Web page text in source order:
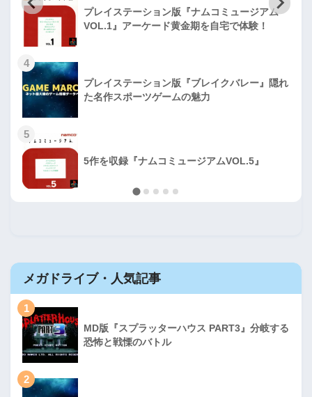
プレイステーション版『ナムコミュージアム
VOL.1』アーケード黄金期を自宅で体験！
4
プレイステーション版『ブレイクバレー』隠れ
た名作スポーツゲームの魅力
5
5作を収録『ナムコミュージアムVOL.5』
メガドライブ・人気記事
1
MD版『スプラッターハウス PART3』分岐する
恐怖と戦慄のバトル
2